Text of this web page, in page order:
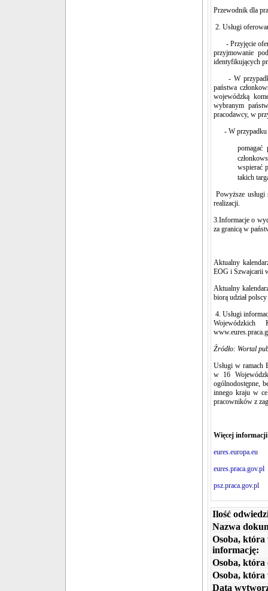
Przewodnik dla
2. Usługi
- Przyjęcie
przyjmowanie
identyfikujących
- W przypadku
państwa
wojewódzką
wybranym
pracodawcy, w
- W przypadku
wspierać
takich
Powyższe
realizacji.
3.Informacje o
za granicą w
Aktualny
EOG i Szwajcarii
Aktualny
biorą udział
4. Usługi
Źródło: Wortal
Usługi w ramach
w 16
ogólnodostępne,
innego kraju w
pracowników z
Więcej
eures.europa.eu
eures.praca.gov.pl
psz.praca.gov.pl
Ilość
Nazwa
Osoba, która
informację:
Osoba, która
Osoba, która
Data